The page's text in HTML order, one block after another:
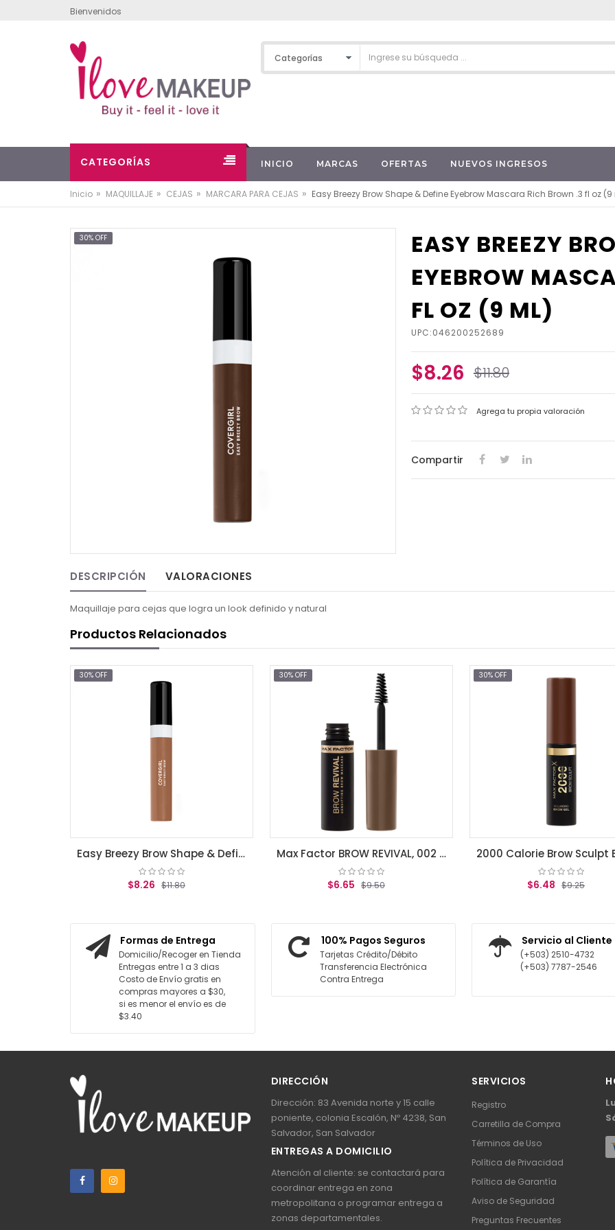
Bienvenidos
CATEGORÍAS INICIO MARCAS OFERTAS NUEVOS INGRESOS
Inicio » MAQUILLAJE » CEJAS » MARCARA PARA CEJAS » Easy Breezy Brow Shape & Define Eyebrow Mascara Rich Brown .3 fl oz
30% OFF
EASY BREEZY
EYEBROW
FL OZ (9 ML)
UPC:046200252689
$8.26 $11.80
Agrega tu propia valoración
Compartir
DESCRIPCIÓN VALORACIONES
Maquillaje para cejas que logra un look definido y natural
Productos Relacionados
Easy Breezy Brow Shape & Define Eyebrow Mascara Honey Brown .3 fl oz (9 ml) Max Factor BROW REVIVAL, 002 Soft Brown 2000 Calorie Brow Sculpt Black Brown
Formas de Entrega
Domicilio/Recoger en Tienda
Entregas entre 1 a 3 dias
Costo de Envío gratis en
compras mayores a $30,
si es menor el envío es de
$3.40
100% Pagos Seguros
Tarjetas Crédito/Débito
Transferencia Electrónica
Contra Entrega
Servicio al Cliente
(+503) 2510-4732
(+503) 7787-2546
DIRECCIÓN
Dirección: 83 Avenida norte y 15 calle
poniente, colonia Escalón, Nº 4238, San
Salvador, San Salvador
ENTREGAS A DOMICILIO
Atención al cliente: se contactará para
coordinar entrega en zona
metropolitana o programar entrega a
zonas departamentales.
SERVICIOS
Registro
Carretilla de Compra
Términos de Uso
Política de Privacidad
Política de Garantía
Aviso de Seguridad
Preguntas Frecuentes